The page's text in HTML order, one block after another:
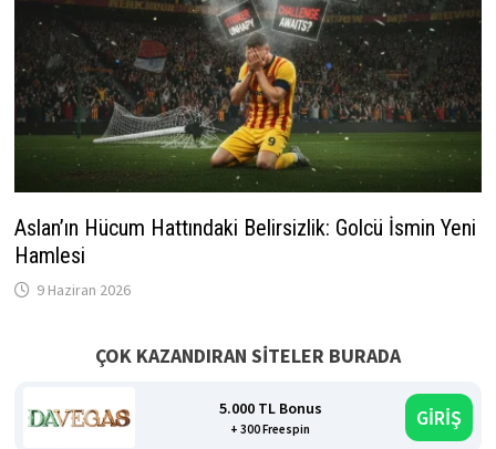
Aslan’ın Hücum Hattındaki Belirsizlik: Golcü İsmin Yeni
Hamlesi
9 Haziran 2026
ÇOK KAZANDIRAN SİTELER BURADA
5.000 TL Bonus
+ 300 Freespin GİRİŞ